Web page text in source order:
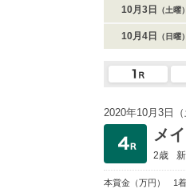
10月3日 （土曜）
10月4日 （日曜）
2020年10月3日
メ
2歳
本賞金 （万円） 1着